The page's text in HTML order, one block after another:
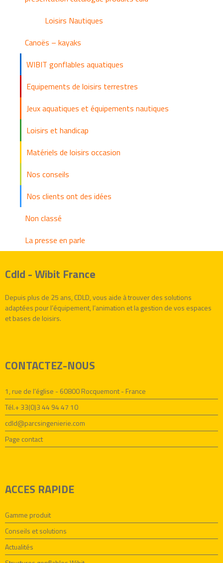
Loisirs Nautiques
Canoës – kayaks
WIBIT gonflables aquatiques
Equipements de loisirs terrestres
Jeux aquatiques et équipements nautiques
Loisirs et handicap
Matériels de loisirs occasion
Nos conseils
Nos clients ont des idées
Non classé
La presse en parle
Cdld - Wibit France
Depuis plus de 25 ans, CDLD, vous aide à trouver des solutions
adaptées pour l’équipement, l’animation et la gestion de vos espaces
et bases de loisirs.
CONTACTEZ-NOUS
1, rue de l’église - 60800 Rocquemont - France
Tél.+ 33(0)3 44 94 47 10
cdld@parcsingenierie.com
Page contact
ACCES RAPIDE
Gamme produit
Conseils et solutions
Actualités